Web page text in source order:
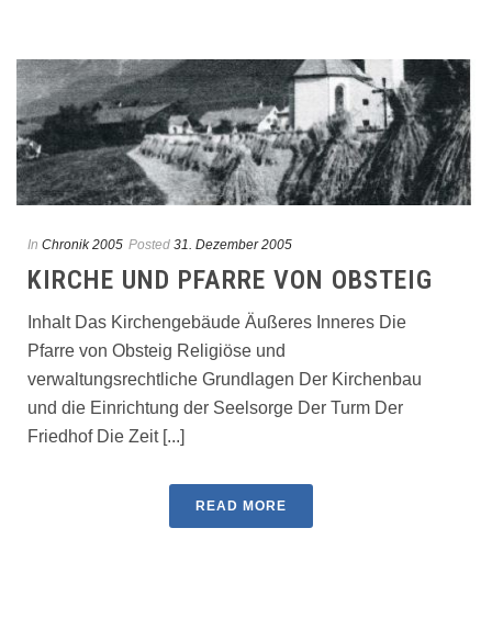
In Chronik 2005 Posted 31. Dezember 2005
KIRCHE UND PFARRE VON OBSTEIG
Inhalt Das Kirchengebäude Äußeres Inneres Die
Pfarre von Obsteig Religiöse und
verwaltungsrechtliche Grundlagen Der Kirchenbau
und die Einrichtung der Seelsorge Der Turm Der
Friedhof Die Zeit [...]
READ MORE